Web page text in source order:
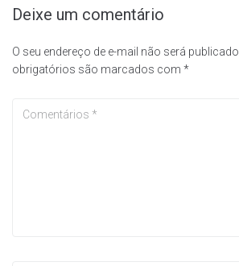
Deixe um comentário
O seu endereço de e-mail não será
obrigatórios são marcados com *